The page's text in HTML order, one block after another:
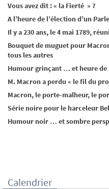
Vous avez dit : « la Fierté » ?
A l’heure de l’élection d’un
Il y a 230 ans, le 4 mai 1789,
Bouquet de muguet pour
tous les autres
Humour grinçant … et heure
M. Macron a perdu « le fil du
Macron, le porte-malheur, le
Série noire pour le harceleur
Humour noir … et sombre
Calendrier